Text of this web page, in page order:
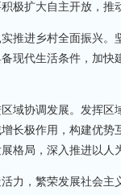
极扩大自主开放，推
进乡村全面振兴。
现代生活条件，加
协调发展。发挥区
长极作用，构建优
格局，深入推进以人
，繁荣发展社会主